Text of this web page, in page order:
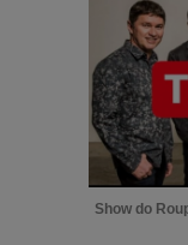
Show do